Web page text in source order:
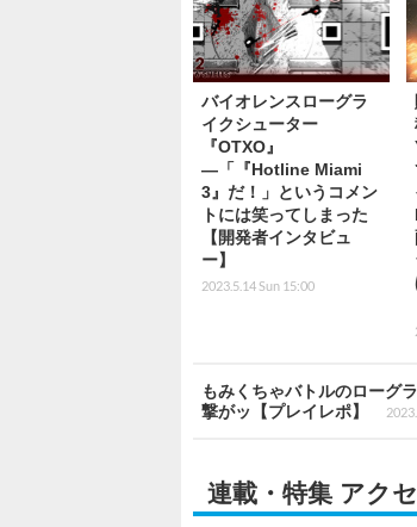
バイオレンスローグラ
イクシューター
『OTXO』
―「『Hotline Miami
3』だ！」というコメン
トには笑ってしまった
【開発者インタビュ
ー】
2023.5.14 Sun 15:00
もみくちゃバトルのローグ
撃がッ【プレイレポ】
連載・特集 アク